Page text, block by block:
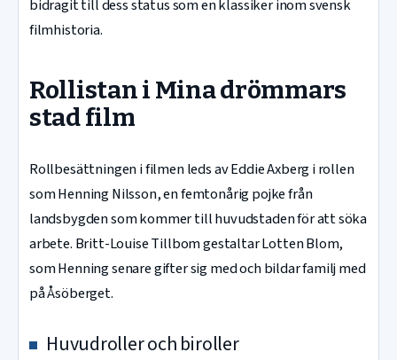
bidragit till dess status som en klassiker inom svensk
filmhistoria.
Rollistan i Mina drömmars
stad film
Rollbesättningen i filmen leds av Eddie Axberg i rollen
som Henning Nilsson, en femtonårig pojke från
landsbygden som kommer till huvudstaden för att söka
arbete. Britt-Louise Tillbom gestaltar Lotten Blom,
som Henning senare gifter sig med och bildar familj med
på Åsöberget.
Huvudroller och biroller